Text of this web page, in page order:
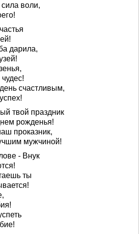
сила воли,
дарила,
счастливым,
твой праздник
рожденья!
проказник,
мужчиной!
- Внук
ты